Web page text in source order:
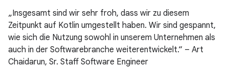
„Insgesamt sind wir sehr froh, dass wir zu diesem
Zeitpunkt auf Kotlin umgestellt haben. Wir sind gespannt,
wie sich die Nutzung sowohl in unserem Unternehmen als
auch in der Softwarebranche weiterentwickelt.“ – Art
Chaidarun, Sr. Staff Software Engineer